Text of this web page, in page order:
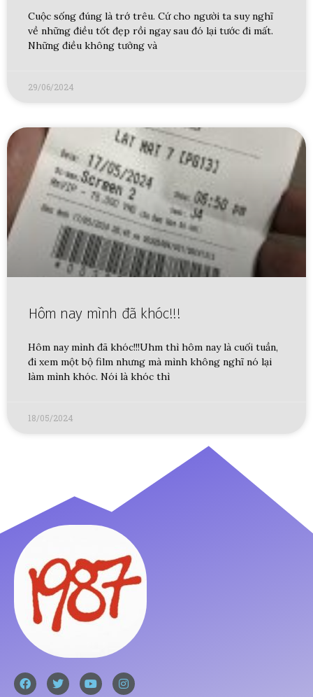
Cuộc sống đúng là trớ trêu. Cứ cho người ta suy nghĩ
về những điều tốt đẹp rồi ngay sau đó lại tước đi mất.
Những điều không tưởng và
29/06/2024
Hôm nay mình đã khóc!!!
Hôm nay mình đã khóc!!!Uhm thì hôm nay là cuối tuần,
đi xem một bộ film nhưng mà mình không nghĩ nó lại
làm mình khóc. Nói là khóc thì
18/05/2024